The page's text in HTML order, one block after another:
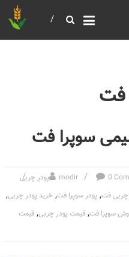
سوپرا فت
modir 0
پودر چربی
چربی فت, پودر سوپرا فت, خرید پودر چربی,
سوپرا فت, قیمت پودر چربی, قیمت